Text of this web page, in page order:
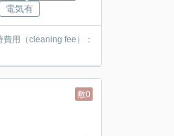
電気有
用（cleaning fee）：
敷0